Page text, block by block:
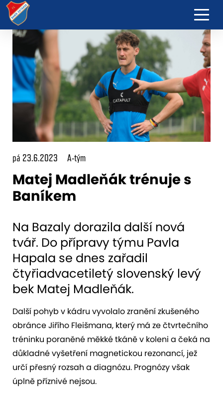
pá 23.6.2023 A-tým
Matej Madleňák trénuje s
Baníkem
Na Bazaly dorazila další nová
tvář. Do přípravy týmu Pavla
Hapala se dnes zařadil
čtyřiadvacetiletý slovenský levý
bek Matej Madleňák.
Další pohyb v kádru vyvolalo zranění zkušeného
obránce Jiřího Fleišmana, který má ze čtvrtečního
tréninku poraněné měkké tkáně v koleni a čeká na
důkladné vyšetření magnetickou rezonancí, jež
určí přesný rozsah a diagnózu. Prognózy však
úplně příznivé nejsou.